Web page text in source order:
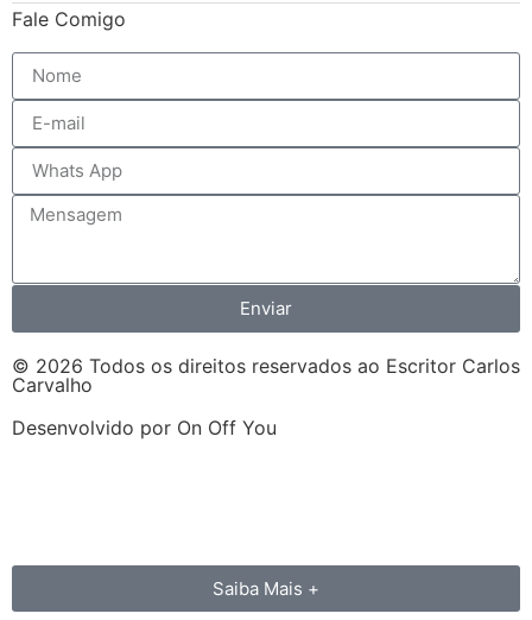
Fale Comigo
Enviar
© 2026 Todos os direitos reservados ao Escritor Carlos
Carvalho
Desenvolvido por On Off You
Saiba Mais +